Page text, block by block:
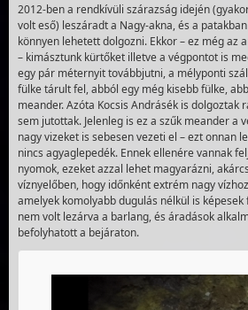
2012-ben a rendkívüli szárazság idején
volt eső) leszáradt a Nagy-akna, és a
könnyen lehetett dolgozni. Ekkor – ez még az
– kimásztunk kürtőket illetve a végpontot is
egy pár méternyit továbbjutni, a mélyponti
fülke tárult fel, abból egy még kisebb fülke,
meander. Azóta Kocsis Andrásék is dolgoztak
sem jutottak. Jelenleg is ez a szűk meander a
nagy vizeket is sebesen vezeti el – ezt onnan
nincs agyaglepedék. Ennek ellenére vannak
nyomok, ezeket azzal lehet magyarázni,
víznyelőben, hogy időnként extrém nagy
amelyek komolyabb dugulás nélkül is
nem volt lezárva a barlang, és áradások
befolyhatott a bejáraton.